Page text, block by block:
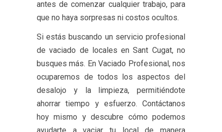
antes de comenzar cualquier trabajo, para
que no haya sorpresas ni costos ocultos.
Si estás buscando un servicio profesional
de vaciado de locales en Sant Cugat, no
busques más. En Vaciado Profesional, nos
ocuparemos de todos los aspectos del
desalojo y la limpieza, permitiéndote
ahorrar tiempo y esfuerzo. Contáctanos
hoy mismo y descubre cómo podemos
ayudarte a vaciar tu local de manera